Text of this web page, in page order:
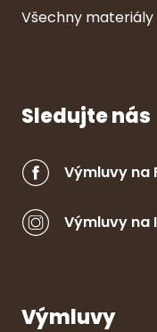
Všechny mater
Sledujte nás
Výmluvy na
Výmluvy na
Výmluvy